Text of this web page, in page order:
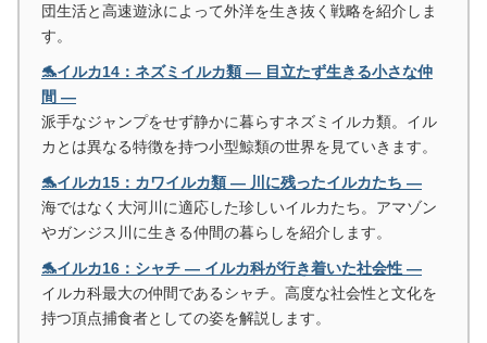
団生活と高速遊泳によって外洋を生き抜く戦略を紹介しま
す。
🐬イルカ14：ネズミイルカ類 ― 目立たず生きる小さな仲
間 ―
派手なジャンプをせず静かに暮らすネズミイルカ類。イル
カとは異なる特徴を持つ小型鯨類の世界を見ていきます。
🐬イルカ15：カワイルカ類 ― 川に残ったイルカたち ―
海ではなく大河川に適応した珍しいイルカたち。アマゾン
やガンジス川に生きる仲間の暮らしを紹介します。
🐬イルカ16：シャチ ― イルカ科が行き着いた社会性 ―
イルカ科最大の仲間であるシャチ。高度な社会性と文化を
持つ頂点捕食者としての姿を解説します。